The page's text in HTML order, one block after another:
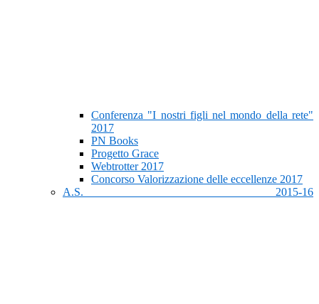
Conferenza "I nostri figli nel mondo della rete"
2017
PN Books
Progetto Grace
Webtrotter 2017
Concorso Valorizzazione delle eccellenze 2017
A.S. 2015-16